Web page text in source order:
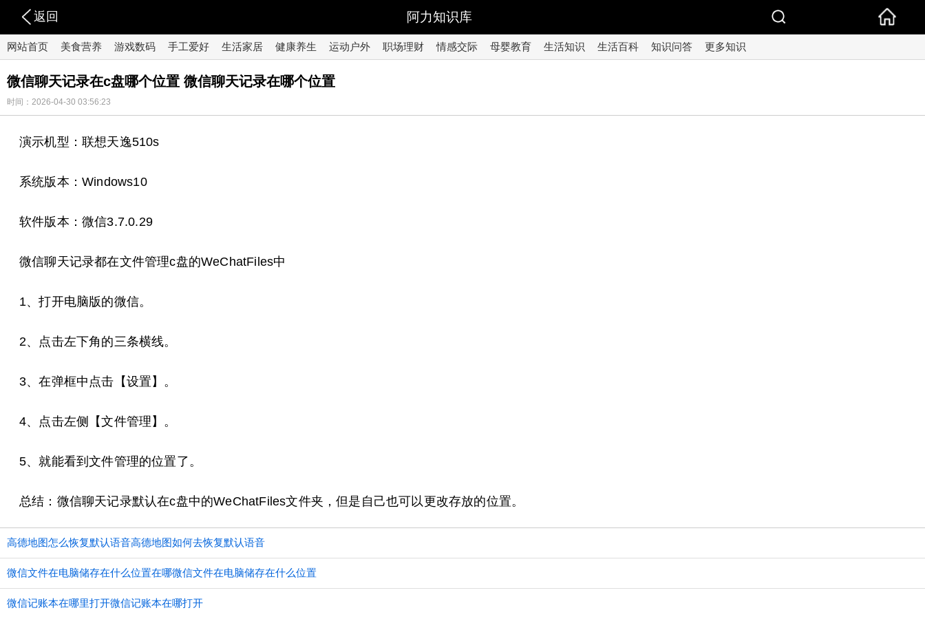
返回 阿力知识库
网站首页 美食营养 游戏数码 手工爱好 生活家居 健康养生 运动户外 职场理财 情感交际 母婴教育 生活知识 生活百科 知识问答 更多知识
微信聊天记录在c盘哪个位置 微信聊天记录在哪个位置
时间：2026-04-30 03:56:23
演示机型：联想天逸510s
系统版本：Windows10
软件版本：微信3.7.0.29
微信聊天记录都在文件管理c盘的WeChatFiles中
1、打开电脑版的微信。
2、点击左下角的三条横线。
3、在弹框中点击【设置】。
4、点击左侧【文件管理】。
5、就能看到文件管理的位置了。
总结：微信聊天记录默认在c盘中的WeChatFiles文件夹，但是自己也可以更改存放的位置。
高德地图怎么恢复默认语音高德地图如何去恢复默认语音
微信文件在电脑储存在什么位置在哪微信文件在电脑储存在什么位置
微信记账本在哪里打开微信记账本在哪打开